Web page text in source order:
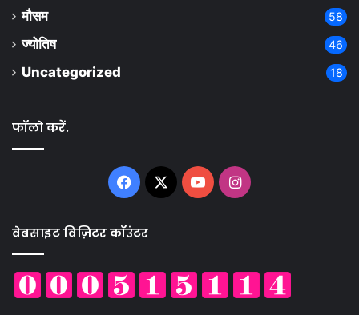
मौसम 58
ज्योतिष 46
Uncategorized 18
फॉलो करें.
Facebook
X YouTubeInstagram
वेबसाइट विज़िटर कॉउंटर